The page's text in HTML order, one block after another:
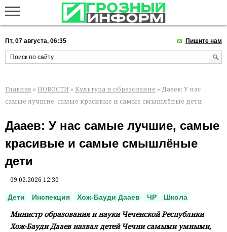
Пт, 07 августа, 06:35 Пишите нам
Главная » НОВОСТИ » Культура и образование » Дааев: У нас
самые лучшие, самые красивые и самые смышлёные дети
Дааев: У нас самые лучшие, самые
красивые и самые смышлёные
дети
09.02.2026 12:30
Дети Инспекция Хож-Бауди Дааев ЧР Школа
Министр образования и науки Чеченской Республики
Хож-Бауди Дааев назвал детей Чечни самыми умными,